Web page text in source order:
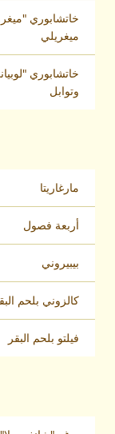
خاتشابوري
ميغريلي
خاتشابوري
وتوابل
مارغاريتا
أربعة فصول
بيبيروني
كالزوني بلحم
فيلتو بلحم البقر